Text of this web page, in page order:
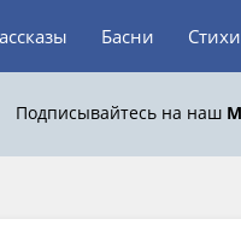
Басни Стихи
Подписывайтесь на наш